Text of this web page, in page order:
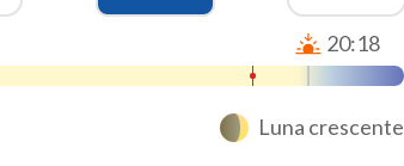
20:18
Luna crescente